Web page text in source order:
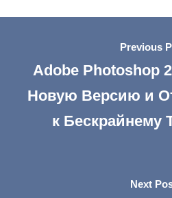
Previous
Adobe Photoshop
Новую Версию и
к Бескрайнему
Next